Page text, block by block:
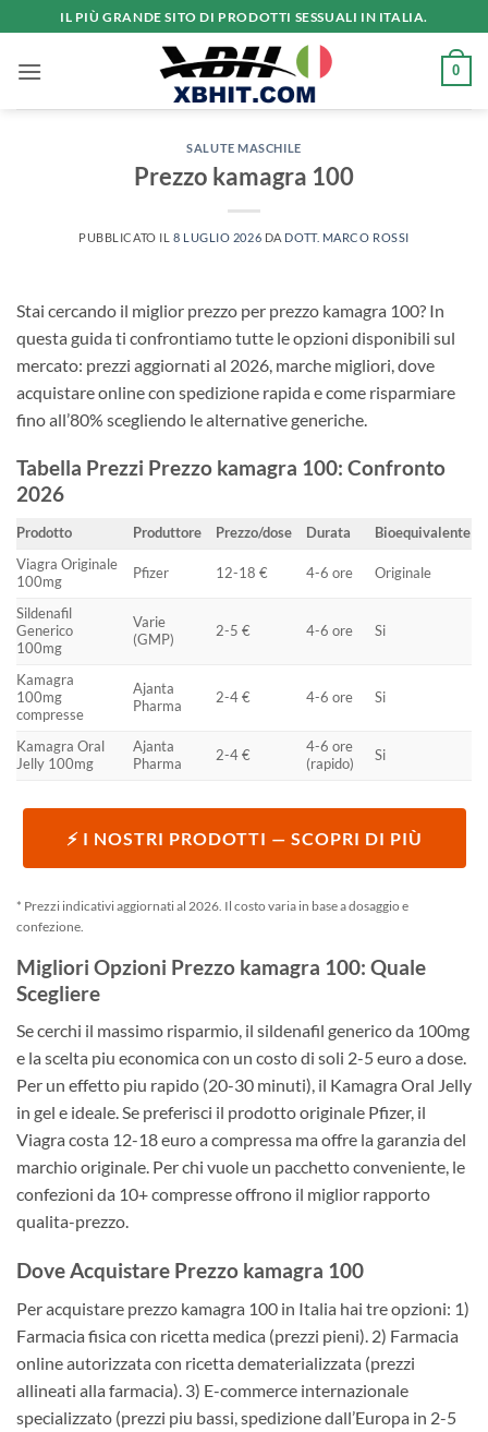
ai
contenuti
IL PIÙ GRANDE SITO DI PRODOTTI SESSUALI IN ITALIA.
0
SALUTE MASCHILE
Prezzo kamagra 100
PUBBLICATO IL 8 LUGLIO 2026 DA DOTT. MARCO ROSSI
Stai cercando il miglior prezzo per prezzo kamagra 100? In
questa guida ti confrontiamo tutte le opzioni disponibili sul
mercato: prezzi aggiornati al 2026, marche migliori, dove
acquistare online con spedizione rapida e come risparmiare
fino all’80% scegliendo le alternative generiche.
Tabella Prezzi Prezzo kamagra 100: Confronto
2026
Prodotto Produttore Prezzo/dose Durata
Bioequivalente
Viagra Originale
100mg
Pfizer 12-18 € 4-6 ore Originale
Sildenafil
Generico
100mg
Varie
(GMP)
2-5 € 4-6 ore Si
Kamagra
100mg
compresse
Ajanta
Pharma
2-4 € 4-6 ore Si
Kamagra Oral
Jelly 100mg
Ajanta
Pharma
2-4 €
4-6 ore
(rapido)
Si
⚡ I NOSTRI PRODOTTI — SCOPRI DI PIÙ
* Prezzi indicativi aggiornati al 2026. Il costo varia in base a dosaggio e
confezione.
Migliori Opzioni Prezzo kamagra 100: Quale
Scegliere
Se cerchi il massimo risparmio, il sildenafil generico da 100mg
e la scelta piu economica con un costo di soli 2-5 euro a dose.
Per un effetto piu rapido (20-30 minuti), il Kamagra Oral Jelly
in gel e ideale. Se preferisci il prodotto originale Pfizer, il
Viagra costa 12-18 euro a compressa ma offre la garanzia del
marchio originale. Per chi vuole un pacchetto conveniente, le
confezioni da 10+ compresse offrono il miglior rapporto
qualita-prezzo.
Dove Acquistare Prezzo kamagra 100
Per acquistare prezzo kamagra 100 in Italia hai tre opzioni: 1)
Farmacia fisica con ricetta medica (prezzi pieni). 2) Farmacia
online autorizzata con ricetta dematerializzata (prezzi
allineati alla farmacia). 3) E-commerce internazionale
specializzato (prezzi piu bassi, spedizione dall’Europa in 2-5